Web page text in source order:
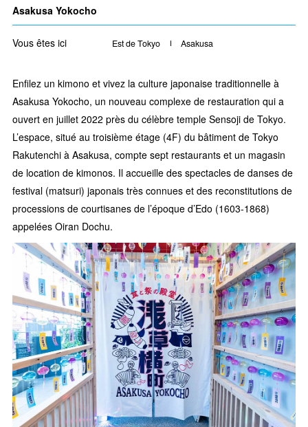
Asakusa Yokocho
Vous êtes ici Est de Tokyo Asakusa
Enfilez un kimono et vivez la culture japonaise traditionnelle à
Asakusa Yokocho, un nouveau complexe de restauration qui a
ouvert en juillet 2022 près du célèbre temple Sensoji de Tokyo.
L’espace, situé au troisième étage (4F) du bâtiment de Tokyo
Rakutenchi à Asakusa, compte sept restaurants et un magasin
de location de kimonos. Il accueille des spectacles de danses de
festival (matsuri) japonais très connues et des reconstitutions de
processions de courtisanes de l’époque d’Edo (1603-1868)
appelées Oiran Dochu.